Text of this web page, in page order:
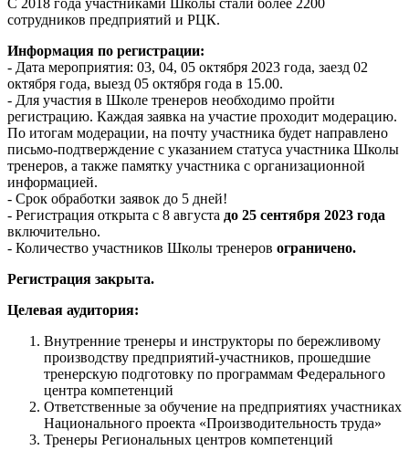
сотрудников предприятий и РЦК.
Информация по регистрации:
- Дата мероприятия: 03, 04, 05 октября 2023 года, заезд 02
октября года, выезд 05 октября года в 15.00.
- Для участия в Школе тренеров необходимо пройти
регистрацию. Каждая заявка на участие проходит модерацию.
По итогам модерации, на почту участника будет направлено
письмо-подтверждение с указанием статуса участника Школы
тренеров, а также памятку участника с организационной
информацией.
- Срок обработки заявок до 5 дней!
- Регистрация открыта с 8 августа до 25 сентября 2023 года
включительно.
- Количество участников Школы тренеров ограничено.
Регистрация закрыта.
Целевая аудитория:
Внутренние тренеры и инструкторы по бережливому
производству предприятий-участников, прошедшие
тренерскую подготовку по программам Федерального
центра компетенций
Ответственные за обучение на предприятиях участниках
Национального проекта «Производительность труда»
Тренеры Региональных центров компетенций